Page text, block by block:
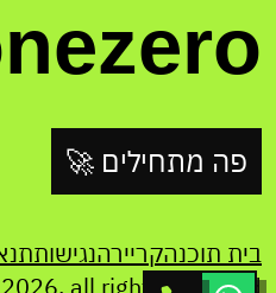
פה מתחילים 🚀
בית תוכנהקריירהנגישות
2026. all rights reserved